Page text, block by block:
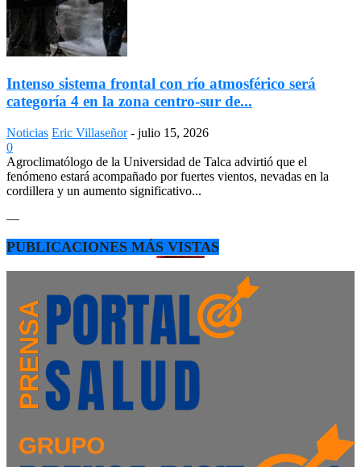
Intenso sistema frontal con río atmosférico será
categoría 4 en la zona centro-sur de...
Noticias Eric Villaseñor - julio 15, 2026
0
Agroclimatólogo de la Universidad de Talca advirtió que el
fenómeno estará acompañado por fuertes vientos, nevadas en la
cordillera y un aumento significativo...
—
PUBLICACIONES MÁS VISTAS